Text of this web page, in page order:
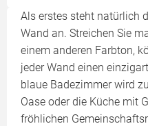
Als erstes steht natürlich
Wand an. Streichen Sie
einem anderen Farbton,
jeder Wand einen
blaue Badezimmer wird
Oase oder die Küche mit
fröhlichen